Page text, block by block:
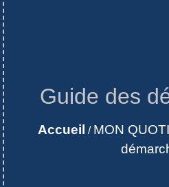
Guide des
Accueil / MON